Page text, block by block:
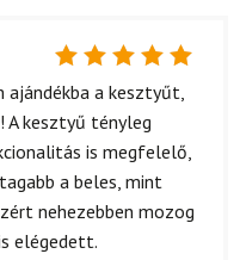
Értékelés:
ajándékba a kesztyűt,
A kesztyű tényleg
is megfelelő,
a beles, mint
nehezebben mozog
elégedett.